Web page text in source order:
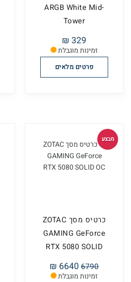
זמינות מוגבלת
ARGB White Mid-
Tower
329 ₪
פרטים מלאים
זמינות מוגבלת
מבצע
כרטיס מסך ZOTAC
GAMING GeForce
RTX 5080 SOLID
OC
6790